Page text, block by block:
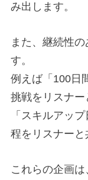
み出します。
また、継続性
す。
例えば「100日
挑戦をリスナー
「スキルアッ
程をリスナーと
これらの企画